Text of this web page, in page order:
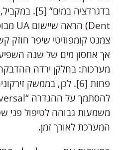
צמנט קומפוזיטי שיפר חוזק
אך אחסון מים של שנה השפיע
מערכות: בחלקן ירדה
משמעות גבוהה לטיפול פני
המערכת לאורך זמן.